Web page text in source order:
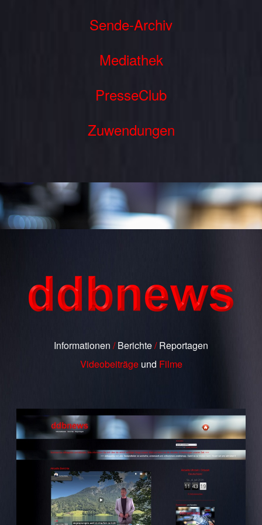
Sende-Archiv
Mediathek
PresseClub
Zuwendungen
Informationen /Berichte/Reportagen
Videobeiträge und Filme